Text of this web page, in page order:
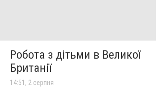
Робота з дітьми в Великої
Британії
14:51, 2 серпня